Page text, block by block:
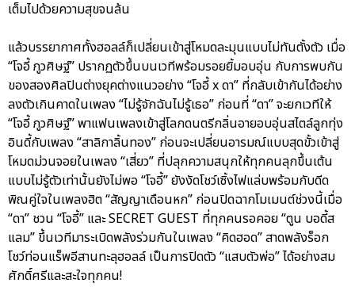
เต็มไปด้วยความสุขจนล้น
แล้วบรรยากาศทั้งฮอลล์ก็เปลี่ยนเข้าสู่โหมดละมุนแบบไม่ทันตั้งตัว เมื่อ
“โจอี้ ภูวศิษฐ์” ปรากฏตัวขึ้นบนเวทีพร้อมรอยยิ้มอบอุ่น กับการพบกัน
ของสองศิลปินต่างยุคต่างแนวอย่าง “โจอี้ x ดา” ที่กลับเข้ากันได้อย่าง
ลงตัวเกินคาดในเพลง “ไม่รู้จักฉันไม่รู้เธอ” ก่อนที่ “ดา” จะยกเวทีให้
“โจอี้ ภูวศิษฐ์” พาแฟนเพลงเข้าสู่โลกดนตรีกลิ่นอายอบอุ่นสไตล์ลูกทุ่ง
อินดี้กับเพลง “สาลิกาลิ้นทอง” ก่อนจะเปลี่ยนอารมณ์แบบสุดขั้วเข้าสู่
โหมดม่วนจอยในเพลง “เสี่ยว” ที่ปลุกความสนุกให้ทุกคนลุกขึ้นเต้น
แบบไม่รู้ตัวเท่านั้นยังไม่พอ “โจอี้” ยังงัดโชว์เซิ้งไฟแล่บพร้อมกับดีด
พิณคู่ใจในเพลงฮิต “สัญญาเดือนหก” ก่อนปิดฉากโมเมนต์ช่วงนี้เมื่อ
“ดา” ชวน “โจอี้” และ SECRET GUEST ที่ทุกคนรอคอย “ตูน บอดี้ส
แลม” ขึ้นเวทีมาระเบิดพลังร่วมกันในเพลง “คิดฮอด” สาดพลังร็อก
โชว์ท่อนแร็พอีสานทะลุฮอลล์ เป็นการปิดตัว “แสบตัวพ่อ” ได้อย่างสม
ศักดิ์ศรีและสะใจทุกคน!